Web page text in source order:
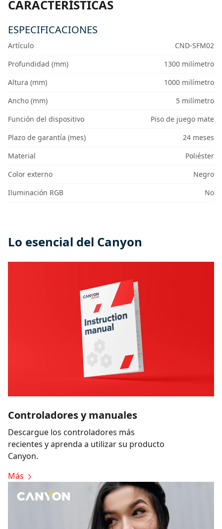
CARACTERÍSTICAS
ESPECIFICACIONES
Artículo
CND-SFM02
Profundidad (mm)
1300 milímetro
Altura (mm)
1000 milímetro
Ancho (mm)
5 milímetro
Función del dispositivo
Piso de juego mate
Plazo de garantía (mes)
24 meses
Material
Poliéster
Color externo
Negro
Iluminación RGB
No
Lo esencial del Canyon
Controladores y manuales
Descargue los controladores más
recientes y aprenda a utilizar su producto
Canyon.
Más